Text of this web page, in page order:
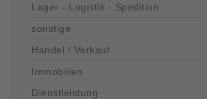
Lager - Logistik - Spedition
sonstige
Handel / Verkauf
Immobilien
Dienstleistung